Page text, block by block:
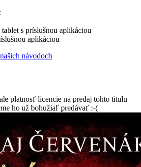
s príslušnou aplikáciou
aplikáciou
našich návodoch
platnosť licencie na predaj tohto titulu
ho už bohužiaľ predávať :-(